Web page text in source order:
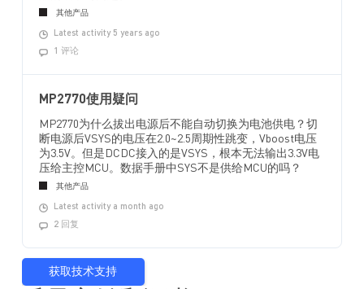
其他产品
Latest activity 5 years ago
1 评论
MP2770使用疑问
MP2770为什么拔出电源后不能自动切换为电池供电？切
断电源后VSYS的电压在2.0~2.5周期性跳变，Vboost电压
为3.5V。但是DCDC接入的是VSYS，根本无法输出3.3V电
压给主控MCU。数据手册中SYS不是供给MCU的吗？
其他产品
Latest activity a month ago
2 回复
获取技术支持